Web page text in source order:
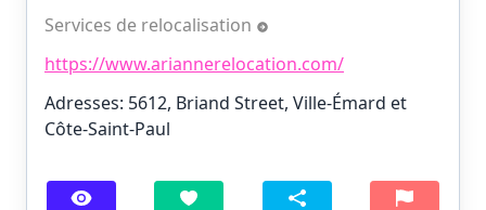
Services de relocalisation
https://www.ariannerelocation.com/
Adresses: 5612, Briand Street, Ville-Émard et
Côte-Saint-Paul